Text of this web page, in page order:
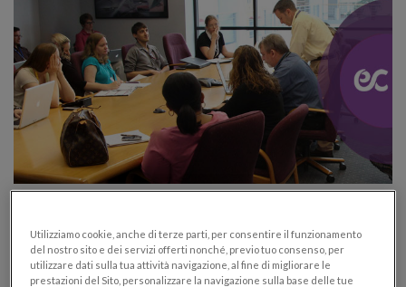
interessi e deleghe: casi pratici
ASSEMBLEA CONDOMINIALE
Utilizziamo cookie, anche di terze parti, per consentire il funzionamento
del nostro sito e dei servizi offerti nonché, previo tuo consenso, per
utilizzare dati sulla tua attività navigazione, al fine di migliorare le
prestazioni del Sito, personalizzare la navigazione sulla base delle tue